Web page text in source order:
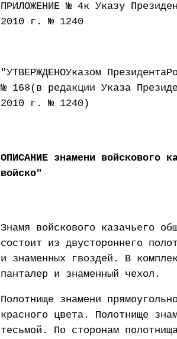
ПРИЛОЖЕНИЕ № 4к Указу
2010 г. № 1240
"УТВЕРЖДЕНОУказом
№ 168(в редакции Указа
2010 г. № 1240)
ОПИСАНИЕ знамени войскового
войско"
Знамя войскового казачьего
состоит из двустороннего
и знаменных гвоздей. В
панталер и знаменный чехол.
Полотнище знамени
красного цвета. Полотнище
тесьмой. По сторонам